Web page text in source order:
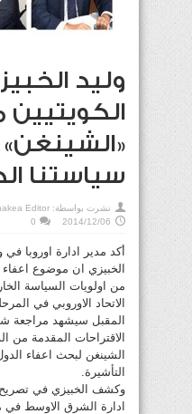
وليد
سياستنا
نشرت بواسطة: Editor
2014/12/06
0
أكد مدير ادارة اوروبا في
الخبيزي ان موضوع اعفاء
من اولويات السياسة
الاتحاد الاوروبي في
المقبل سيشهد مراجعة
الاقتراحات المقدمة من
الشينغن لبحث اعفاء
التأشيرة.
وكشف الخبيزي في تصريح
ادارة الشرق الاوسط في